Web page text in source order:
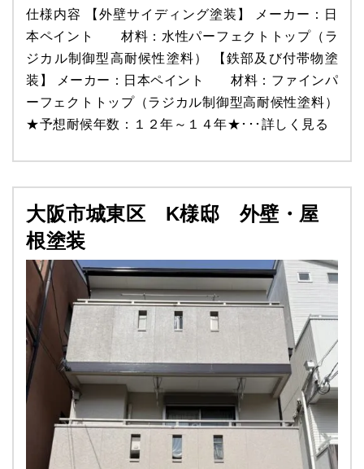
仕様内容 【外壁サイディング塗装】 メーカー：日
本ペイント 材料：水性パーフェクトトップ（ラ
ジカル制御型高耐候性塗料） 【鉄部及び付帯物塗
装】 メーカー：日本ペイント 材料：ファインパ
ーフェクトトップ（ラジカル制御型高耐候性塗料）
★予想耐候年数：１２年～１４年★･･･ 詳しく見る
大阪市城東区 K様邸 外壁・屋
根塗装